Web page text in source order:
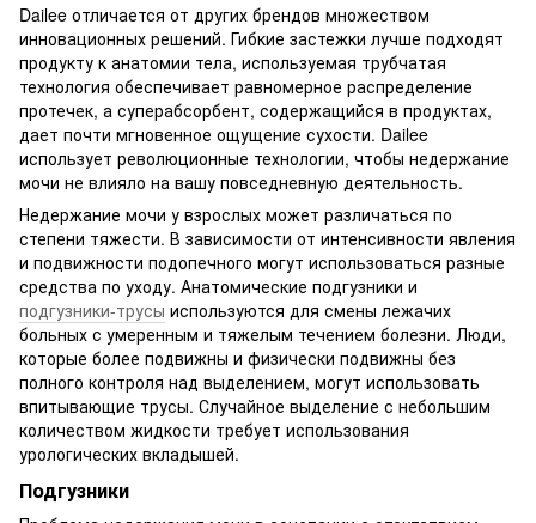
Dailee отличается от других брендов множеством
инновационных решений. Гибкие застежки лучше подходят
продукту к анатомии тела, используемая трубчатая
технология обеспечивает равномерное распределение
протечек, а суперабсорбент, содержащийся в продуктах,
дает почти мгновенное ощущение сухости. Dailee
использует революционные технологии, чтобы недержание
мочи не влияло на вашу повседневную деятельность.
Недержание мочи у взрослых может различаться по
степени тяжести. В зависимости от интенсивности явления
и подвижности подопечного могут использоваться разные
средства по уходу. Анатомические подгузники и
подгузники-трусы используются для смены лежачих
больных с умеренным и тяжелым течением болезни. Люди,
которые более подвижны и физически подвижны без
полного контроля над выделением, могут использовать
впитывающие трусы. Случайное выделение с небольшим
количеством жидкости требует использования
урологических вкладышей.
Подгузники